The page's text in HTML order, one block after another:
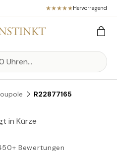
Hervorragend
R22877165
in Kürze
Bewertungen